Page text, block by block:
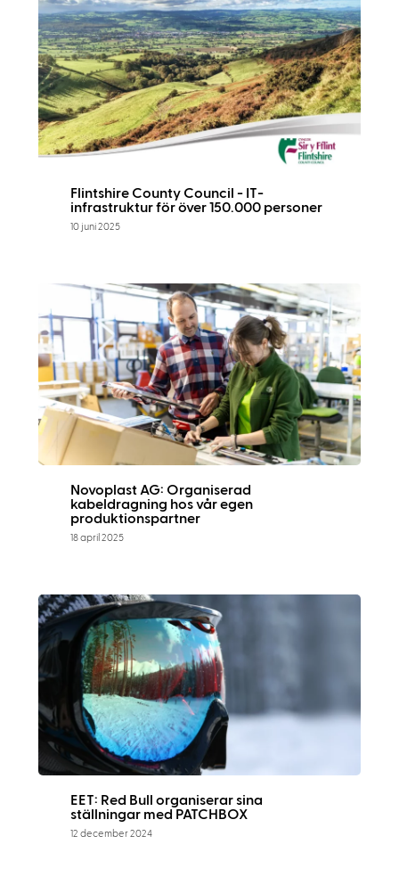
Flintshire County Council - IT-
infrastruktur för över 150.000 personer
10 juni 2025
Novoplast AG: Organiserad
kabeldragning hos vår egen
produktionspartner
18 april 2025
EET: Red Bull organiserar sina
ställningar med PATCHBOX
12 december 2024